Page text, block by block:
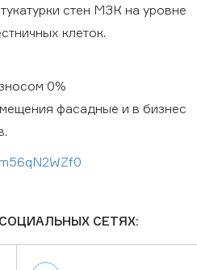
стен МЗК на уровне
клеток.
0%
фасадные и в бизнес
СЕТЯХ: